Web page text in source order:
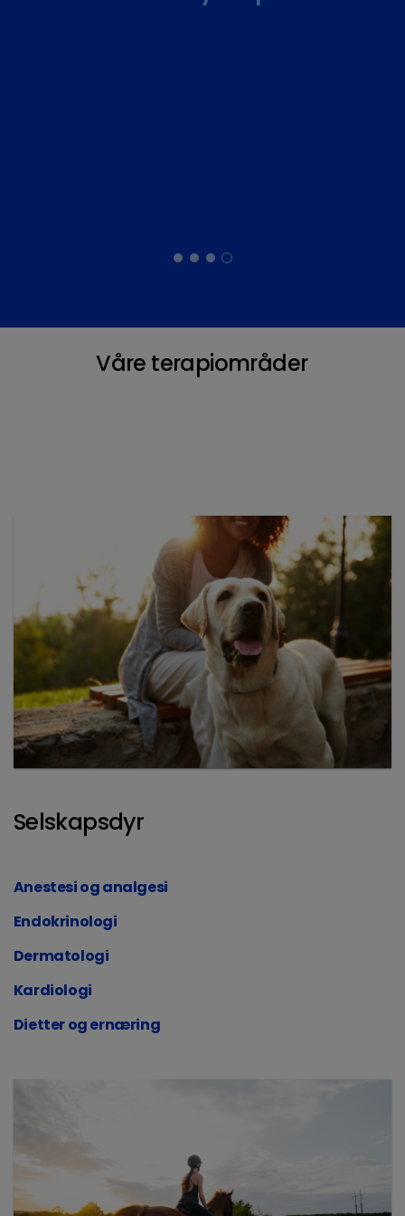
Våre terapiområder
Selskapsdyr
Anestesi og analgesi
Endokrinologi
Dermatologi
Kardiologi
Dietter og ernæring